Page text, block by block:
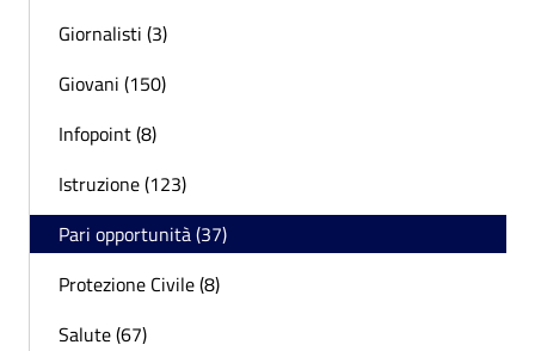
Giornalisti (3)
Giovani (150)
Infopoint (8)
Istruzione (123)
Pari opportunità (37)
Protezione Civile (8)
Salute (67)